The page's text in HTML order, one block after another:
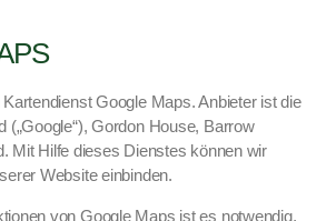
Google Maps. Anbi­eter ist die
(„Google“), Gor­don House, Bar­row
Mit Hil­fe dieses Dien­stes kön­nen wir
Web­site ein­binden.
von Google Maps ist es notwendig,